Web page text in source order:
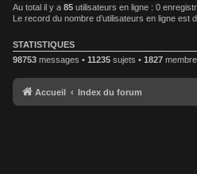
Au total il y a 85 utilisateurs en ligne : 0
Le record du nombre d’utilisateurs en ligne est
STATISTIQUES
98753 messages • 11235 sujets • 1827
Accueil Index du forum